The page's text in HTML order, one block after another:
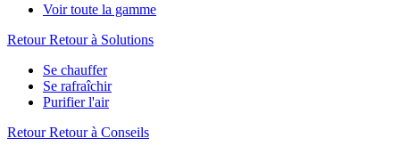
Voir toute la gamme
Retour Retour à Solutions
Se chauffer
Se rafraîchir
Purifier l'air
Retour Retour à Conseils